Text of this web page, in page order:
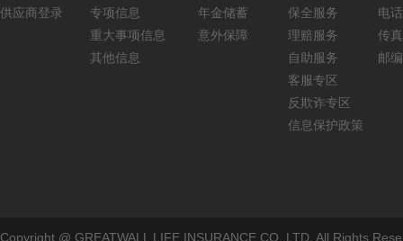
供应商登录
专项信息
重大事项信息
其他信息
年金储蓄
意外保障
保全服务
理赔服务
自助服务
客服专区
反欺诈专区
信息保护政策
电
传
邮
Copyright @ GREATWALL LIFE INSURANCE CO.,LTD. All Rights